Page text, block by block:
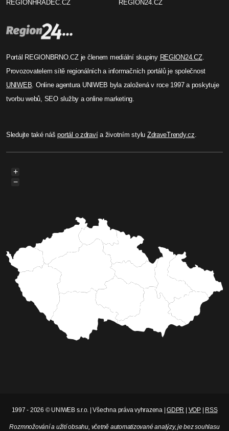
REGIONHRADEC.CZ REGION24.CZ
Portál REGIONBRNO.CZ je členem mediální skupiny REGION24.CZ.
Provozovatelem sítě regionálních a informačních portálů je společnost
UNIWEB . Online agentura UNIWEB byla založená v roce 1997 a poskytuje
tvorbu webů, SEO služby a online marketing.
Sledujte také nášportál o zdravía životním stylu ZdraveTrendy.cz
+
−
1997 - 2026 © UNIWEB s.r.o. | Všechna práva vyhrazena |GDPR VOP| RSS
Rozmnožování a užití obsahu, včetně automatizované analýzy, je bez souhlasu